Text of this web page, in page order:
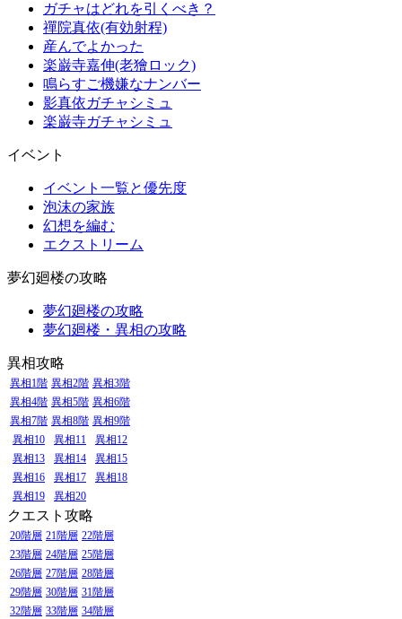
ガチャはどれを引くべき？
禪院真依(有効射程)
産んでよかった
楽巌寺嘉伸(老獪ロック)
鳴らすご機嫌なナンバー
影真依ガチャシミュ
楽巌寺ガチャシミュ
イベント
イベント一覧と優先度
泡沫の家族
幻想を編む
エクストリーム
夢幻廻楼の攻略
夢幻廻楼の攻略
夢幻廻楼・異相の攻略
異相攻略
異相1階 異相2階 異相3階
異相4階 異相5階 異相6階
異相7階 異相8階 異相9階
異相10
異相11
異相12
異相13
異相14
異相15
異相16
異相17
異相18
異相19
異相20
クエスト攻略
20階層 21階層 22階層
23階層 24階層 25階層
26階層 27階層 28階層
29階層 30階層 31階層
32階層 33階層 34階層